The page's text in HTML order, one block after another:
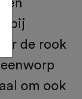
bij
de rook
om ook